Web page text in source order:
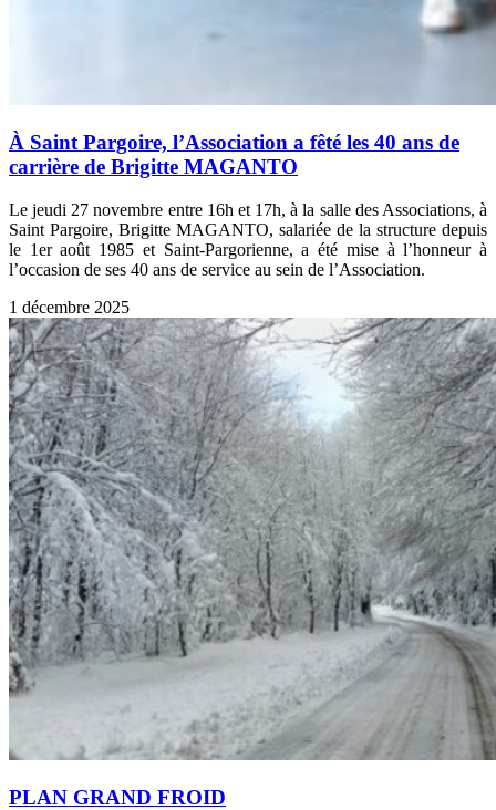
À Saint Pargoire, l’Association a fêté les 40 ans de
carrière de Brigitte MAGANTO
Le jeudi 27 novembre entre 16h et 17h, à la salle des Associations, à
Saint Pargoire, Brigitte MAGANTO, salariée de la structure depuis
le 1er août 1985 et Saint-Pargorienne, a été mise à l’honneur à
l’occasion de ses 40 ans de service au sein de l’Association.
1 décembre 2025
PLAN GRAND FROID